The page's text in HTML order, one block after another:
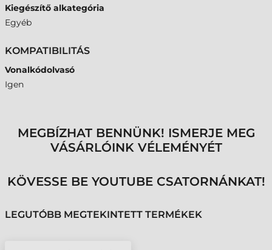
Kiegészítő alkategória
Egyéb
KOMPATIBILITÁS
Vonalkódolvasó
Igen
MEGBÍZHAT BENNÜNK! ISMERJE MEG
VÁSÁRLÓINK VÉLEMÉNYÉT
KÖVESSE BE YOUTUBE CSATORNÁNKAT!
LEGUTÓBB MEGTEKINTETT TERMÉKEK